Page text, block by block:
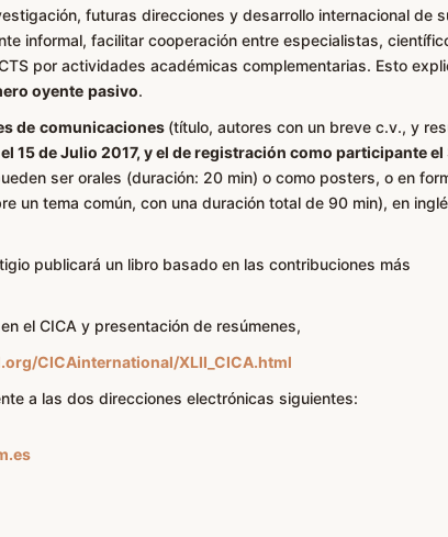
futuras direcciones y desarrollo internacional de
informal, facilitar cooperación entre especialistas,
por actividades académicas complementarias. Esto
oyente pasivo.
de comunicaciones (título, autores con un breve c.v., y
15 de Julio 2017, y el de registración como participante el
ser orales (duración: 20 min) o como posters, o en
un tema común, con una duración total de 90 min), en
publicará un libro basado en las contribuciones más
el CICA y presentación de resúmenes,
CICAinternational/XLII_CICA.html
a las dos direcciones electrónicas siguientes: